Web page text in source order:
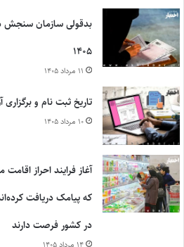
بدقولی سازمان سنجش
۱۴۰۵
۱۱ مرداد ۱۴۰۵
تاریخ ثبت نام و برگزاری
۱۰ مرداد ۱۴۰۵
آغاز فرایند احراز
که پیامک دریافت
در کشور فرصت دارند
۱۴ مرداد ۱۴۰۵